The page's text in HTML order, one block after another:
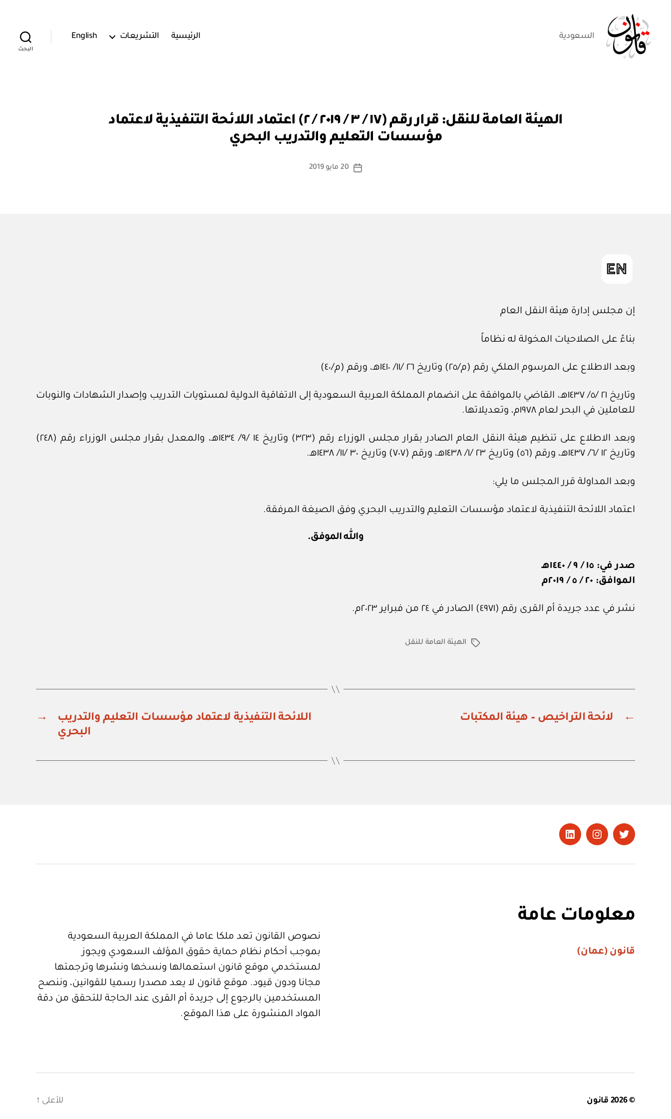
السعودية الرئيسية التشريعات English
البحث
التصنيفات
الهيئة العامة للنقل: قرار رقم (١٧ / ٣ / ٢٠١٩ / ٢) اعتماد اللائحة التنفيذية لاعتماد
مؤسسات التعليم والتدريب البحري
كاتب
بو
ا
س
ة
تاريخ
20 مايو 2019
إن مجلس إدارة هيئة النقل العام
بناءً على الصلاحيات المخولة له نظاماً
وبعد الاطلاع على المرسوم الملكي رقم (م/٢٥) وتاريخ ٢٦ /١١/ ١٤١٠هـ، ورقم (م/٤٠)
وتاريخ ٢١ /٥/ ١٤٣٧هـ، القاضي بالموافقة على انضمام المملكة العربية السعودية إلى الاتفاقية الدولية لمستويات التدريب وإصدار الشهادات والنوبات
للعاملين في البحر لعام ١٩٧٨م، وتعديلاتها.
وبعد الاطلاع على تنظيم هيئة النقل العام الصادر بقرار مجلس الوزراء رقم (٣٢٣) وتاريخ ١٤ /٩/ ١٤٣٤هـ، والمعدل بقرار مجلس الوزراء رقم (٢٤٨)
وتاريخ ١٢ /٦/ ١٤٣٧هـ، ورقم (٥٦) وتاريخ ٢٣ /١/ ١٤٣٨هـ، ورقم (٧٠٧) وتاريخ ٣٠ /١١/ ١٤٣٨هـ.
وبعد المداولة قرر المجلس ما يلي:
اعتماد اللائحة التنفيذية لاعتماد مؤسسات التعليم والتدريب البحري وفق الصيغة المرفقة.
والله الموفق.
صدر في: ١٥ / ٩ / ١٤٤٠هـ
الموافق: ٢٠ / ٥ / ٢٠١٩م
نشر في عدد جريدة أم القرى رقم (٤٩٧١) الصادر في ٢٤ من فبراير ٢٠٢٣م.
الوسومالهيئة العامة للنقل
← لائحة التراخيص – هيئة المكتبات →
اللائحة التنفيذية لاعتماد مؤسسات التعليم والتدريب
البحري
تويتر Instagram
LinkedIn
معلومات عامة
قانون (عمان)
نصوص القانون تعد ملكا عاما في المملكة العربية السعودية
بموجب أحكام نظام حماية حقوق المؤلف السعودي ويجوز
لمستخدمي موقع قانون استعمالها ونسخها ونشرها وترجمتها
مجانا ودون قيود. موقع قانون لا يعد مصدرا رسميا للقوانين، وننصح
المستخدمين بالرجوع إلى جريدة أم القرى عند الحاجة للتحقق من دقة
المواد المنشورة على هذا الموقع.
© 2026 قانون للأعلى ↑